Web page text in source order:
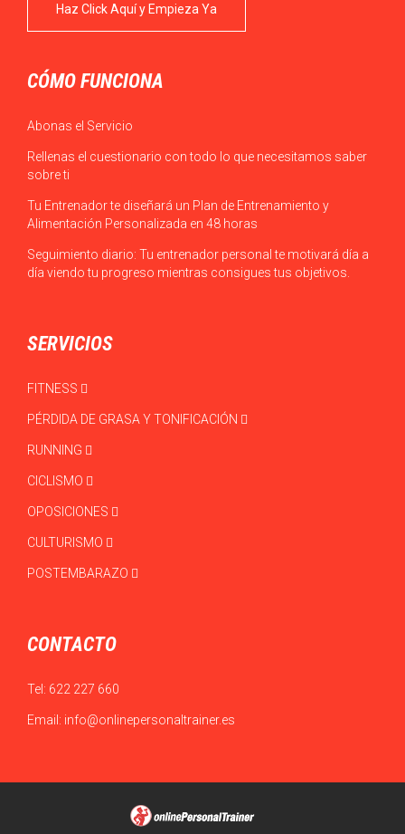
Haz Click Aquí y Empieza Ya
CÓMO FUNCIONA
Abonas el Servicio
Rellenas el cuestionario con todo lo que necesitamos saber
sobre ti
Tu Entrenador te diseñará un Plan de Entrenamiento y
Alimentación Personalizada en 48 horas
Seguimiento diario: Tu entrenador personal te motivará día a
día viendo tu progreso mientras consigues tus objetivos.
SERVICIOS
FITNESS
PÉRDIDA DE GRASA Y TONIFICACIÓN
RUNNING
CICLISMO
OPOSICIONES
CULTURISMO
POSTEMBARAZO
CONTACTO
Tel: 622 227 660
Email: info@onlinepersonaltrainer.es